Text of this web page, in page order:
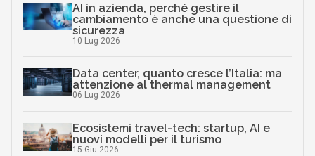
AI in azienda, perché gestire il
cambiamento è anche una questione di
sicurezza
10 Lug 2026
Data center, quanto cresce l’Italia: ma
attenzione al thermal management
06 Lug 2026
Ecosistemi travel-tech: startup, AI e
nuovi modelli per il turismo
15 Giu 2026